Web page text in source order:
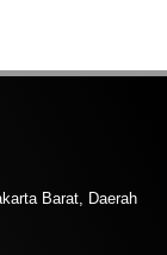
Barat, Daerah